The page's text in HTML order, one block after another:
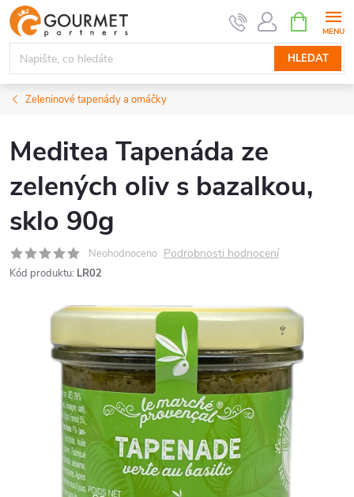
Přejít
na
obsah
HLEDAT
NÁKUPNÍ
KOŠÍK
Zeleninové tapenády a omáčky
Meditea Tapenáda ze
zelených oliv s bazalkou,
sklo 90g
Neohodnoceno Podrobnosti hodnocení
Kód produktu: LR02